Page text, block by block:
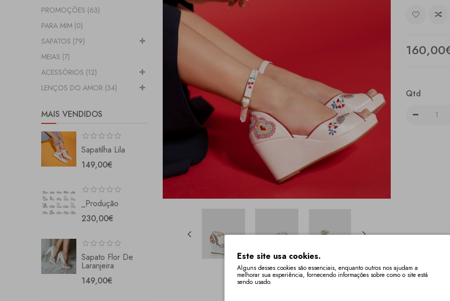
PROMOÇÕES (63)
PARA MIM (0)
SAPATOS (79)
MEIAS (7)
ACESSÓRIOS (12)
LENÇOS DO AMOR (34)
MAIS VENDIDOS
Sapatilha Lila
149,00€
_Produção
230,00€
Sapato Flor De
Laranjeira
149,00€
Qtd
Este site usa cookies.
Alguns desses cookies são essenciais, enquanto outros nos ajudam a
melhorar sua experiência, fornecendo informações sobre como o site está
sendo usado.